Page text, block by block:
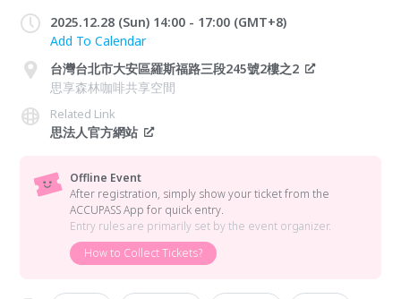
2025.12.28 (Sun) 14:00 - 17:00 (GMT+8)
Add To Calendar
台灣台北市大安區羅斯福路三段245號2樓之2
思享森林咖啡共享空間
Related Link
思法人官方網站
Offline Event
After registration, simply show your ticket from the
ACCUPASS App for quick entry.
Entry rules are primarily set by the event organizer.
How to Collect Tickets?